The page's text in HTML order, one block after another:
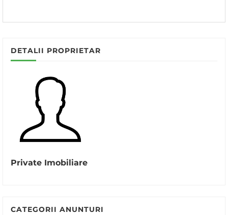
DETALII PROPRIETAR
Private Imobiliare
CATEGORII ANUNTURI